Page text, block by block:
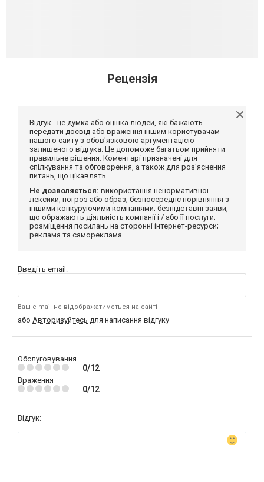
Рецензія
Відгук - це думка або оцінка людей, які бажають
передати досвід або враження іншим користувачам
нашого сайту з обов'язковою аргументацією
залишеного відгука. Це допоможе багатьом прийняти
правильне рішення. Коментарі призначені для
спілкування та обговорення, а також для роз'яснення
питань, що цікавлять.
Не дозволяється: використання ненормативної
лексики, погроз або образ; безпосереднє порівняння з
іншими конкуруючими компаніями; безпідставні заяви,
що ображають діяльність компанії і / або її послуги;
розміщення посилань на сторонні інтернет-ресурси;
реклама та самореклама.
Введіть email:
Ваш e-mail не відображатиметься на сайті
або Авторизуйтесь для написання відгуку
Обслуговування
0/12
Враження
0/12
Відгук: